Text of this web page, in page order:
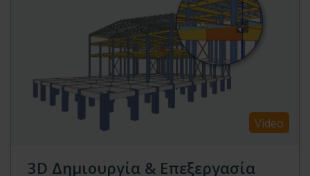
Video
3D Δημιουργία & Επεξεργασία